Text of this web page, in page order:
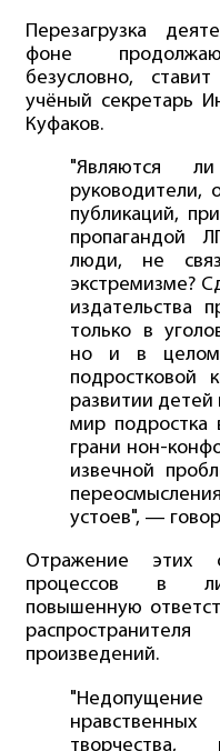
Перезагрузка
фоне
безусловно,
учёный секретарь
Куфаков.
"Являются
руководители,
публикаций,
пропагандой
люди, не
экстремизме?
издательства
только в
но и в целом,
подростковой
развитии
мир подростка
грани нон-
извечной
устоев", —
Отражение этих
процессов в
повышенную
произведений.